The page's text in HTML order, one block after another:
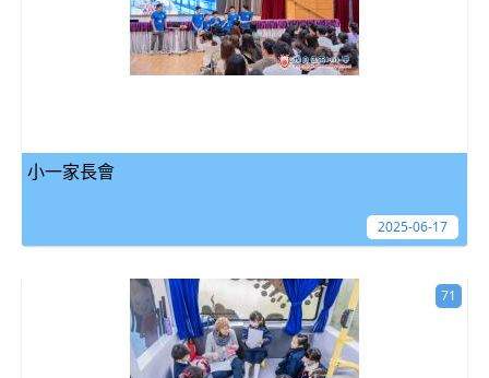
小一家長會
2025-06-17
71